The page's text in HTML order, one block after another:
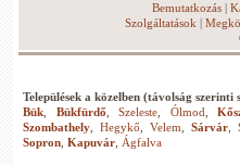
Bemutatkozás|
Szolgáltatások |
Települések a közelben (távolság szerinti
Bük
Bükfürdő Szeleste Ólmod
Szombathely
Hegykő Velem Sárvár,
Sopron Kapuvár Ágfalva